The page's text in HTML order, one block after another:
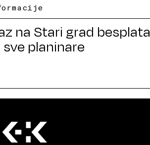
na Stari grad
sve planinare